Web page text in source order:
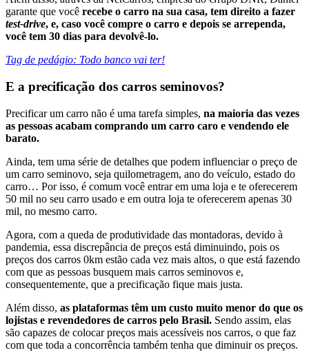
garante que você recebe o carro na sua casa, tem direito a fazer
test-drive, e, caso você compre o carro e depois se arrependa,
você tem 30 dias para devolvê-lo.
Tag de pedágio: Todo banco vai ter!
E a precificação dos carros seminovos?
Precificar um carro não é uma tarefa simples, na maioria das vezes
as pessoas acabam comprando um carro caro e vendendo ele
barato.
Ainda, tem uma série de detalhes que podem influenciar o preço de
um carro seminovo, seja quilometragem, ano do veículo, estado do
carro… Por isso, é comum você entrar em uma loja e te oferecerem
50 mil no seu carro usado e em outra loja te oferecerem apenas 30
mil, no mesmo carro.
Agora, com a queda de produtividade das montadoras, devido à
pandemia, essa discrepância de preços está diminuindo, pois os
preços dos carros 0km estão cada vez mais altos, o que está fazendo
com que as pessoas busquem mais carros seminovos e,
consequentemente, que a precificação fique mais justa.
Além disso, as plataformas têm um custo muito menor do que os
lojistas e revendedores de carros pelo Brasil. Sendo assim, elas
são capazes de colocar preços mais acessíveis nos carros, o que faz
com que toda a concorrência também tenha que diminuir os preços.